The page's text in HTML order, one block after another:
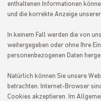
enthaltenen Informationen
und die korrekte Anzeige
In keinem Fall werden die von
weitergegeben oder ohne Ihre
personenbezogenen Daten
Natürlich können Sie unsere
betrachten. Internet-Browser
Cookies akzeptieren. Im